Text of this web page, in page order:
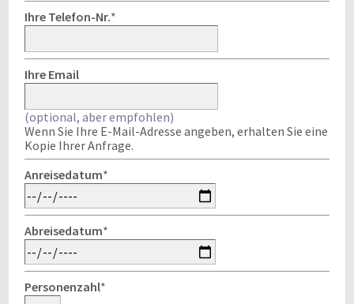
Ihre Telefon-Nr.*
Ihre Email
(optional, aber empfohlen)
Wenn Sie Ihre E-Mail-Adresse angeben, erhalten Sie eine
Kopie Ihrer Anfrage.
Anreisedatum*
Abreisedatum*
Personenzahl*